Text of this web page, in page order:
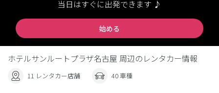
当日はすぐに出発できます ♪
始める
ホテルサンルートプラザ名古屋 周辺のレンタカー情報
11 レンタカー店舗 40 車種